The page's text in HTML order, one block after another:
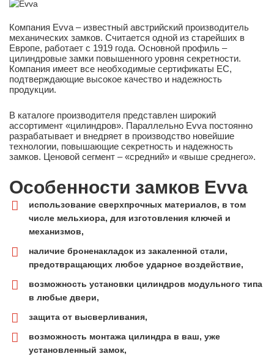
Компания Evva – известный австрийский производитель
механических замков. Считается одной из старейших в
Европе, работает с 1919 года. Основной профиль –
цилиндровые замки повышенного уровня секретности.
Компания имеет все необходимые сертификаты ЕС,
подтверждающие высокое качество и надежность
продукции.
В каталоге производителя представлен широкий
ассортимент «цилиндров». Параллельно Evva постоянно
разрабатывает и внедряет в производство новейшие
технологии, повышающие секретность и надежность
замков. Ценовой сегмент – «средний» и «выше среднего».
Особенности замков Evva
использование сверхпрочных материалов, в том
числе мельхиора, для изготовления ключей и
механизмов,
наличие броненакладок из закаленной стали,
предотвращающих любое ударное воздействие,
возможность установки цилиндров модульного типа
в любые двери,
защита от высверливания,
возможность монтажа цилиндра в ваш, уже
установленный замок,